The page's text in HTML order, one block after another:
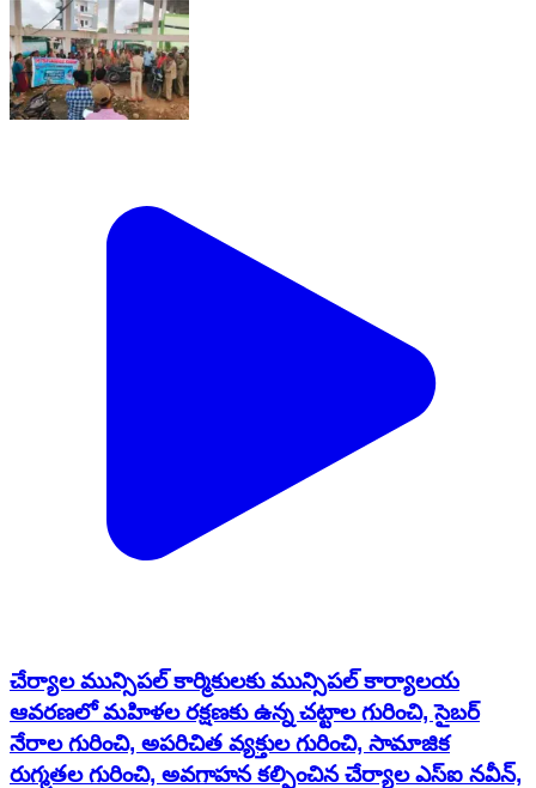
చేర్యాల మున్సిపల్ కార్మికులకు మున్సిపల్ కార్యాలయ
ఆవరణలో మహిళల రక్షణకు ఉన్న చట్టాల గురించి, సైబర్
నేరాల గురించి, అపరిచిత వ్యక్తుల గురించి, సామాజిక
రుగ్మతల గురించి, అవగాహన కల్పించిన చేర్యాల ఎస్ఐ నవీన్,